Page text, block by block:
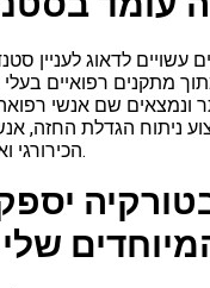
עשויים לדאוג לעניין
מתקנים רפואיים
ונמצאים שם אנשי
ניתוח הגדלת החזה,
הכירורגי ואת האמצעים הקיימים לשמירה על בטיחות המטופל.
יספק